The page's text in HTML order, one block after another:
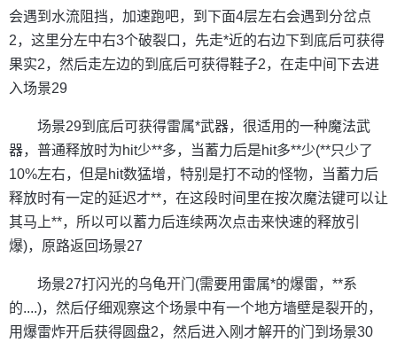
会遇到水流阻挡，加速跑吧，到下面4层左右会遇到分岔点
2，这里分左中右3个破裂口，先走*近的右边下到底后可获得
果实2，然后走左边的到底后可获得鞋子2，在走中间下去进
入场景29
场景29到底后可获得雷属*武器，很适用的一种魔法武
器，普通释放时为hit少**多，当蓄力后是hit多**少(**只少了
10%左右，但是hit数猛增，特别是打不动的怪物，当蓄力后
释放时有一定的延迟才**，在这段时间里在按次魔法键可以让
其马上**，所以可以蓄力后连续两次点击来快速的释放引
爆)，原路返回场景27
场景27打闪光的乌龟开门(需要用雷属*的爆雷，**系
的....)，然后仔细观察这个场景中有一个地方墙壁是裂开的，
用爆雷炸开后获得圆盘2，然后进入刚才解开的门到场景30